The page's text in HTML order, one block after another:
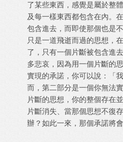
了某些東西，感覺是屬於整
及每一樣東西都包含在內。
包含進去，而即使那個也是
只是一道飛逝而過的思想，
了，只有一個片斷被包含進
多悲哀，因為用一個片斷的
實現的承諾，你可以說：「
而，第二部分是一個你無法
片斷的思想，你的整個存在
片斷消失、當那個思想不復
辦？如此一來，那個承諾將